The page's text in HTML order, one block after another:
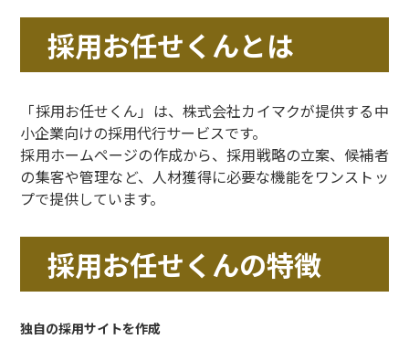
採用お任せくんとは
「採用お任せくん」は、株式会社カイマクが提供する中
小企業向けの採用代行サービスです。
採用ホームページの作成から、採用戦略の立案、候補者
の集客や管理など、人材獲得に必要な機能をワンストッ
プで提供しています。
採用お任せくんの特徴
独自の採用サイトを作成